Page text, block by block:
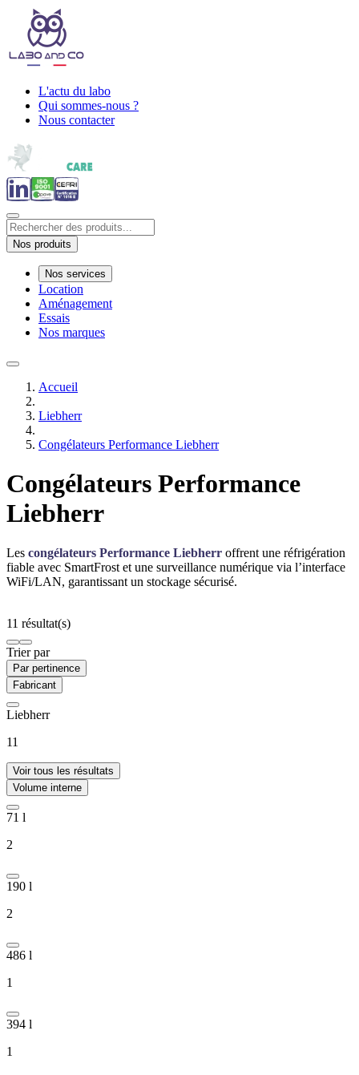
L'actu du labo
Qui sommes-nous ?
Nous contacter
Nos produits
Nos services
Location
Aménagement
Essais
Nos marques
Accueil
Liebherr
Congélateurs Performance Liebherr
Congélateurs Performance
Liebherr
Les congélateurs Performance Liebherr offrent une réfrigération
fiable avec SmartFrost et une surveillance numérique via l’interface
WiFi/LAN, garantissant un stockage sécurisé.
11 résultat(s)
Trier par
Par pertinence
Fabricant
Liebherr
11
Voir tous les résultats
Volume interne
71 l
2
190 l
2
486 l
1
394 l
1